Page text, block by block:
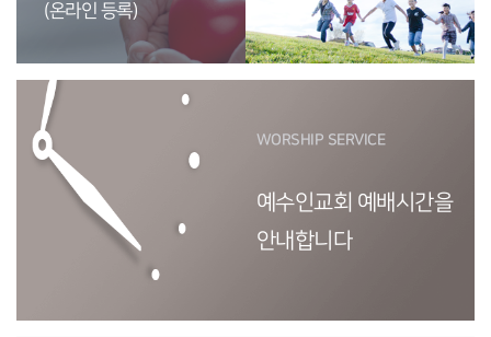
(온라인 등록)
WORSHIP SERVICE
예수인교회 예배시간을
안내합니다